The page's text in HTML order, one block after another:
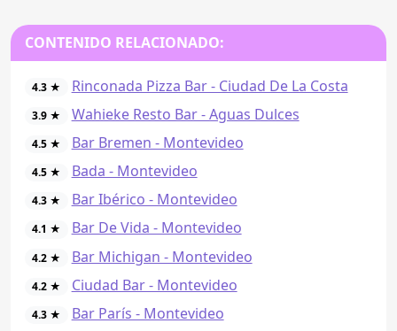
CONTENIDO RELACIONADO:
4.3 ★ Rinconada Pizza Bar - Ciudad De La Costa
3.9 ★ Wahieke Resto Bar - Aguas Dulces
4.5 ★ Bar Bremen - Montevideo
4.5 ★ Bada - Montevideo
4.3 ★ Bar Ibérico - Montevideo
4.1 ★ Bar De Vida - Montevideo
4.2 ★ Bar Michigan - Montevideo
4.2 ★ Ciudad Bar - Montevideo
4.3 ★ Bar París - Montevideo